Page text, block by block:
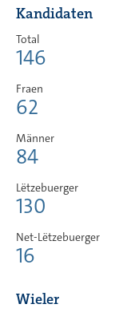
Kandidaten
Total
146
Fraen
62
Männer
84
Lëtzebuerger
130
Net-Lëtzebuerger
16
Wieler